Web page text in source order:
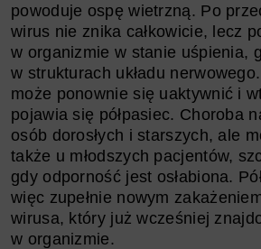
powoduje ospę wietrzną. Po
wirus nie znika całkowicie, lecz
w organizmie w stanie uśpienia,
w strukturach układu
może ponownie się uaktywnić i
pojawia się półpasiec. Choroba
osób dorosłych i starszych, ale
także u młodszych pacjentów,
gdy odporność jest osłabiona.
więc zupełnie nowym
wirusa, który już wcześniej
w organizmie.